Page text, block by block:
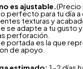
es ajustable.(Precio
perfecto para tu día a
texturas y
se adapte a tu gusto
perforación.
portada es la que
de apoyo.